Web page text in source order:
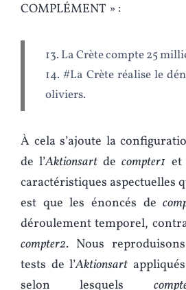
COMPLÉMENT » :
13. La Crète compte 25
14. #La Crète réalise le
oliviers.
À cela s’ajoute la
de l’Aktionsart decompter1 et
caractéristiques aspectuelles
est que les énoncés de
déroulement temporel,
compter2. Nous
tests de l’Aktionsart
selon lesquels